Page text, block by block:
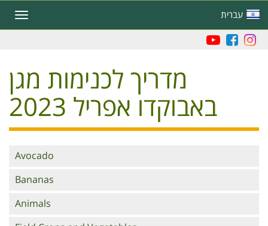
main
עברית
Toggle
navigation
מדריך לכנימות מגן
באבוקדו אפריל 2023
Branches
Avocado
Bananas
Animals